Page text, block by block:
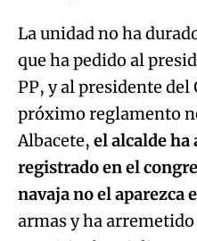
La unidad no ha
que ha pedido al
PP, y al presidente del
próximo reglamento
Albacete, el alcalde ha
registrado en el
navaja no el aparezca
armas y ha